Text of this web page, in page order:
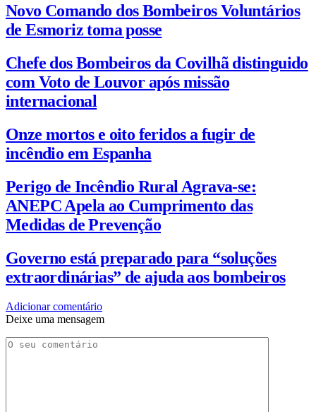
Novo Comando dos Bombeiros Voluntários
de Esmoriz toma posse
Chefe dos Bombeiros da Covilhã distinguido
com Voto de Louvor após missão
internacional
Onze mortos e oito feridos a fugir de
incêndio em Espanha
Perigo de Incêndio Rural Agrava-se:
ANEPC Apela ao Cumprimento das
Medidas de Prevenção
Governo está preparado para “soluções
extraordinárias” de ajuda aos bombeiros
Adicionar comentário
Deixe uma mensagem